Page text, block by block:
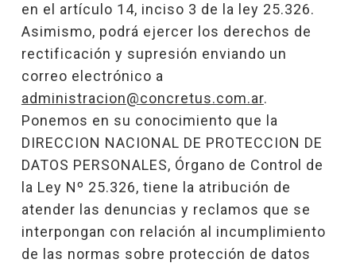
en el artículo 14, inciso 3 de la ley 25.326.
Asimismo, podrá ejercer los derechos de
rectificación y supresión enviando un
correo electrónico a
administracion@concretus.com.ar.
Ponemos en su conocimiento que la
DIRECCION NACIONAL DE PROTECCION DE
DATOS PERSONALES, Órgano de Control de
la Ley Nº 25.326, tiene la atribución de
atender las denuncias y reclamos que se
interpongan con relación al incumplimiento
de las normas sobre protección de datos